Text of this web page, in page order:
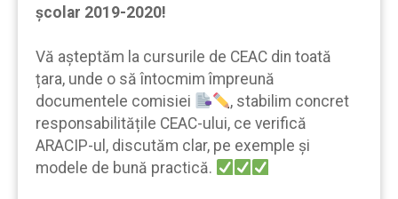
școlar 2019-2020!
Vă aşteptăm la cursurile de CEAC din toată
țara, unde o să întocmim împreună
documentele comisiei
, stabilim concret
responsabilitățile CEAC-ului, ce verifică
ARACIP-ul, discutăm clar, pe exemple şi
modele de bună practică.